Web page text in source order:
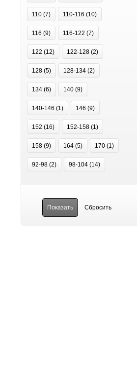
110 (7) 110-116 (10)
116 (9) 116-122 (7)
122 (12) 122-128 (2)
128 (5) 128-134 (2)
134 (6) 140 (9)
140-146 (1 ) 146 (9)
152 (16) 152-158 (1 )
158 (9) 164 (5) 170 (1 )
92-98 (2) 98-104 (14)